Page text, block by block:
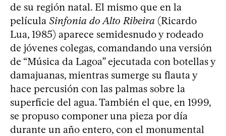
de su región natal. El mismo que en la
película Sinfonia do Alto Ribeira (Ricardo
Lua, 1985) aparece semidesnudo y rodeado
de jóvenes colegas, comandando una versión
de “Música da Lagoa” ejecutada con botellas y
damajuanas, mientras sumerge su flauta y
hace percusión con las palmas sobre la
superficie del agua. También el que, en 1999,
se propuso componer una pieza por día
durante un año entero, con el monumental